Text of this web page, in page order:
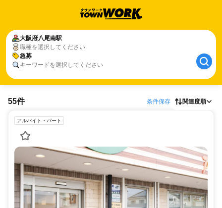
大阪府八尾南駅
職種を選択してください
急募
キーワードを選択してください
55件 条件保存 関連度順
アルバイト・パート